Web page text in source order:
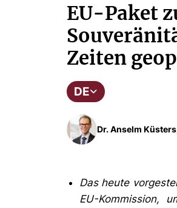
EU-Paket
Zeiten
DE
Dr. Anselm
Das heute
EU-Kommission,